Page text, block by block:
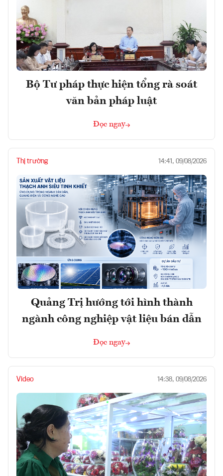
Bộ Tư pháp thực hiện tổng rà soát
văn bản pháp luật
Đọc ngay
Thị trường 14:41, 09/08/2026
Quảng Trị hướng tới hình thành
ngành công nghiệp vật liệu bán dẫn
Đọc ngay
Video 14:38, 09/08/2026